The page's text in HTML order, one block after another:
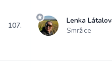
107.
Lenka
Smržice